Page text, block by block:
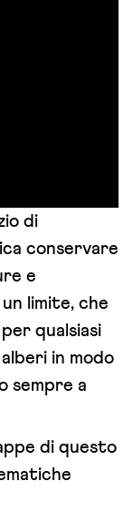
di
conservare
e
limite, che
qualsiasi
in modo
sempre a
di questo